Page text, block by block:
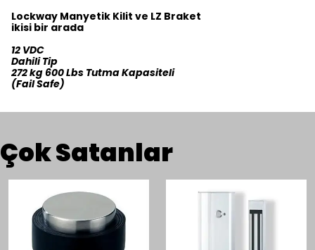
Lockway Manyetik Kilit ve LZ Braket
ikisi bir arada
12 VDC
Dahili Tip
272 kg 600 Lbs Tutma Kapasiteli
(Fail Safe)
Çok Satanlar